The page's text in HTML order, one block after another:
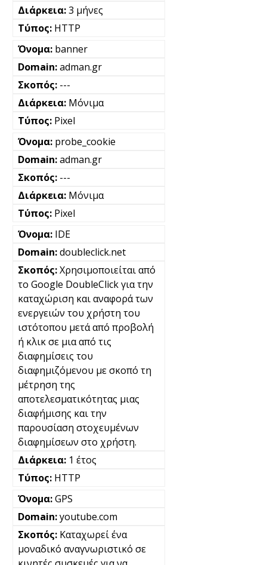
3 μήνες
HTTP
banner
adman.gr
---
Μόνιμα
Pixel
probe_cookie
adman.gr
---
Μόνιμα
Pixel
IDE
doubleclick.net
Χρησιμοποιείται από
το Google DoubleClick για την
καταχώριση και αναφορά των
ενεργειών του χρήστη του
ιστότοπου μετά από προβολή
ή κλικ σε μια από τις
διαφημίσεις του
διαφημιζόμενου με σκοπό τη
μέτρηση της
αποτελεσματικότητας μιας
διαφήμισης και την
παρουσίαση στοχευμένων
διαφημίσεων στο χρήστη.
1 έτος
HTTP
GPS
youtube.com
Καταχωρεί ένα
μοναδικό αναγνωριστικό σε